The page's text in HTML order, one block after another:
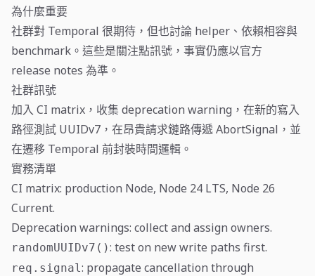
為什麼重要
社群對 Temporal 很期待，但也討論 helper、依賴相容與
benchmark。這些是關注點訊號，事實仍應以官方
release notes 為準。
社群訊號
加入 CI matrix，收集 deprecation warning，在新的寫入
路徑測試 UUIDv7，在昂貴請求鏈路傳遞 AbortSignal，並
在遷移 Temporal 前封裝時間邏輯。
實務清單
CI matrix: production Node, Node 24 LTS, Node 26
Current.
Deprecation warnings: collect and assign owners.
randomUUIDv7(): test on new write paths first.
req.signal: propagate cancellation through